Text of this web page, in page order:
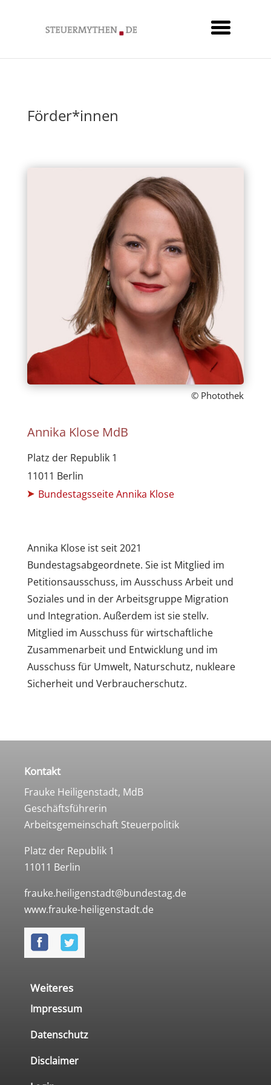
Förder*innen
© Photothek
Annika Klose MdB
Platz der Republik 1
11011 Berlin
Bundestagsseite Annika Klose
Annika Klose ist seit 2021
Bundestagsabgeordnete. Sie ist Mitglied im
Petitionsausschuss, im Ausschuss Arbeit und
Soziales und in der Arbeitsgruppe Migration
und Integration. Außerdem ist sie stellv.
Mitglied im Ausschuss für wirtschaftliche
Zusammenarbeit und Entwicklung und im
Ausschuss für Umwelt, Naturschutz, nukleare
Sicherheit und Verbraucherschutz.
Kontakt
Frauke Heiligenstadt, MdB
Geschäftsführerin
Arbeitsgemeinschaft Steuerpolitik
Platz der Republik 1
11011 Berlin
frauke.heiligenstadt@bundestag.de
www.frauke-heiligenstadt.de
Weiteres
Impressum
Datenschutz
Disclaimer